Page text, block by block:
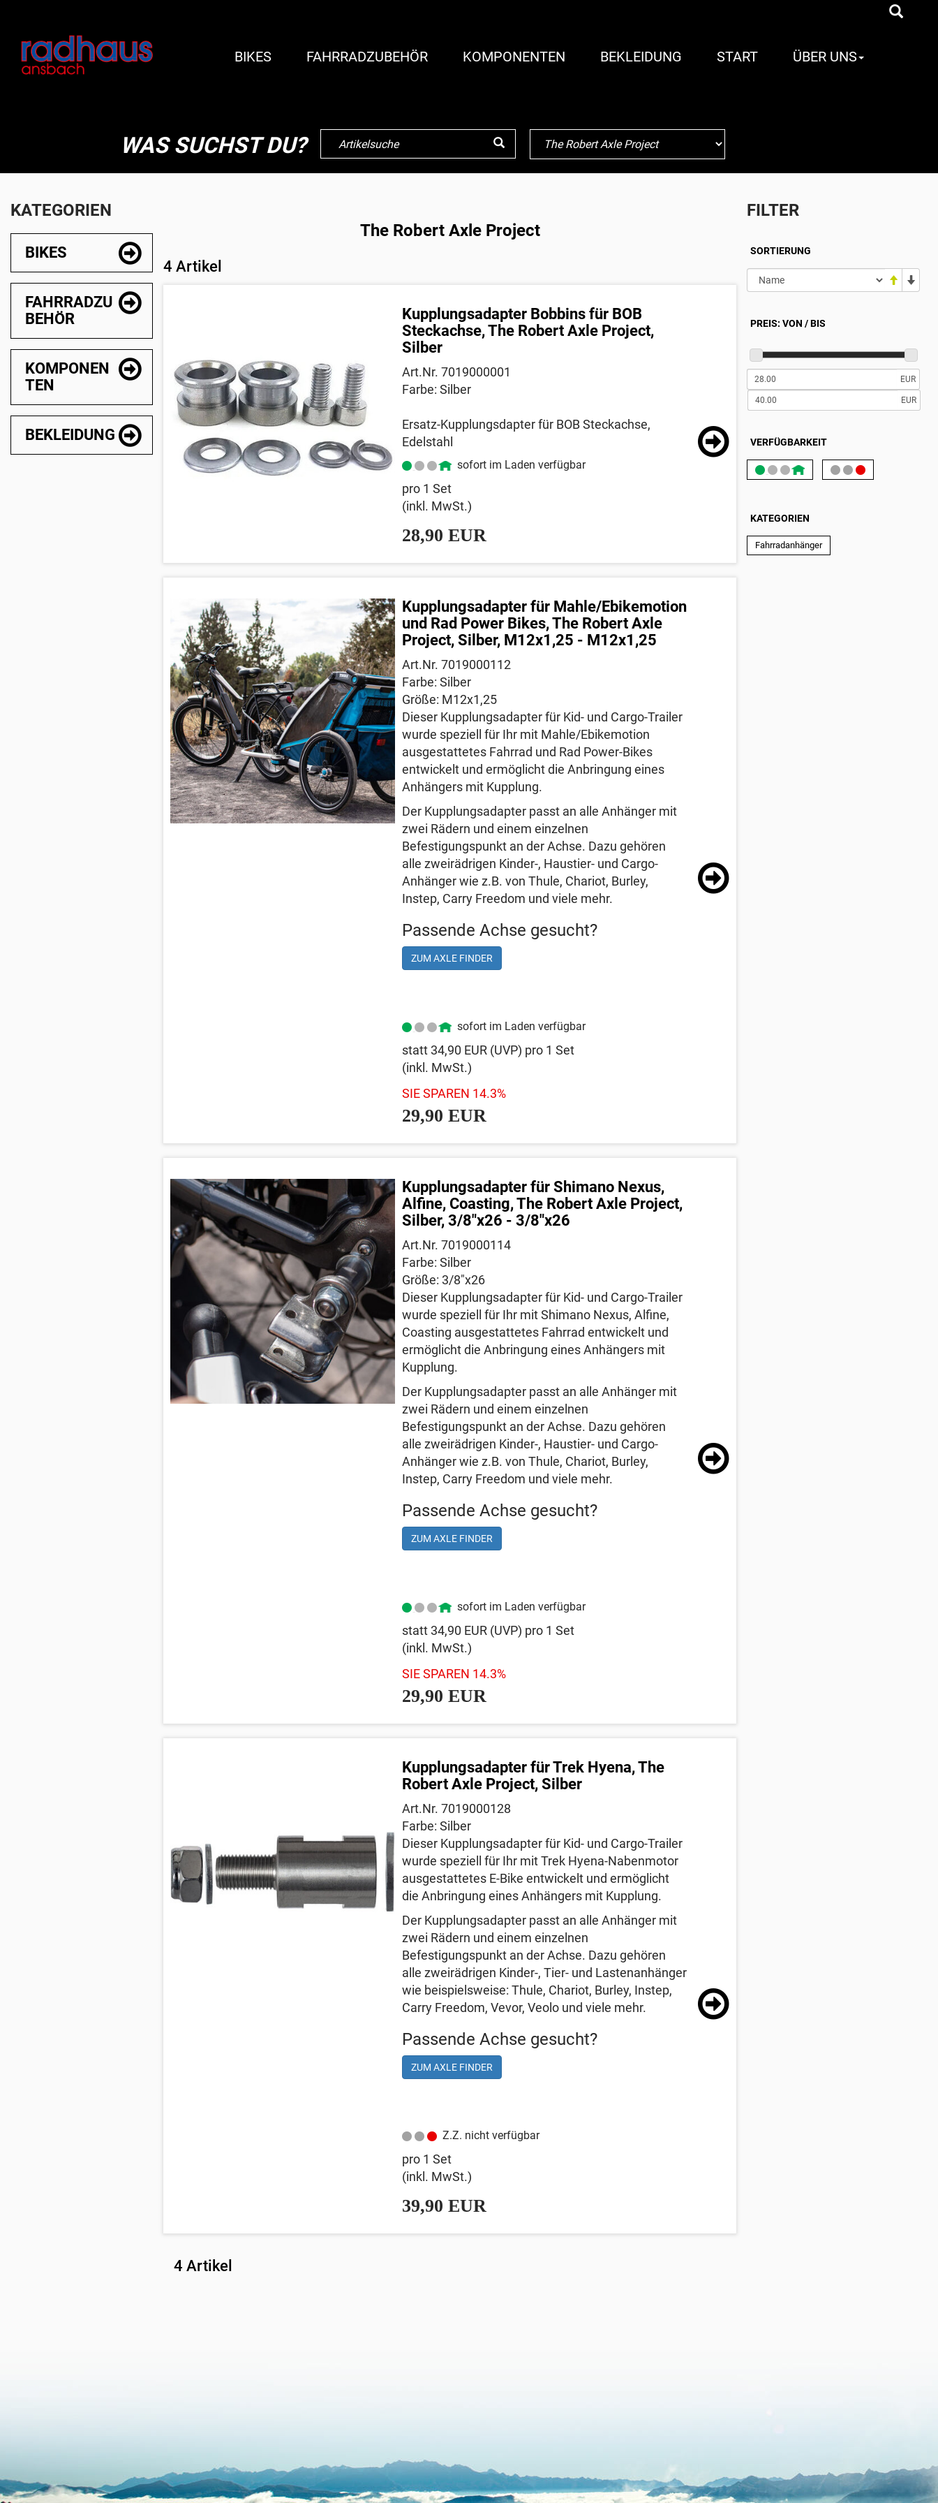
BIKES FAHRRADZUBEHÖR KOMPONENTEN BEKLEIDUNG START ÜBER UNS
WAS SUCHST DU?
KATEGORIEN
BIKES
FAHRRADZU
BEHÖR
KOMPONEN
TEN
BEKLEIDUNG
The Robert Axle Project
4 Artikel
Kupplungsadapter Bobbins für BOB
Steckachse, The Robert Axle Project,
Silber
Art.Nr. 7019000001
Farbe: Silber
Ersatz-Kupplungsdapter für BOB Steckachse,
Edelstahl
sofort im Laden verfügbar
pro 1 Set
(inkl. MwSt.)
28,90 EUR
Kupplungsadapter für Mahle/Ebikemotion
und Rad Power Bikes, The Robert Axle
Project, Silber, M12x1,25 - M12x1,25
Art.Nr. 7019000112
Farbe: Silber
Größe: M12x1,25
Dieser Kupplungsadapter für Kid- und Cargo-Trailer
wurde speziell für Ihr mit Mahle/Ebikemotion
ausgestattetes Fahrrad und Rad Power-Bikes
entwickelt und ermöglicht die Anbringung eines
Anhängers mit Kupplung.
Der Kupplungsadapter passt an alle Anhänger mit
zwei Rädern und einem einzelnen
Befestigungspunkt an der Achse. Dazu gehören
alle zweirädrigen Kinder-, Haustier- und Cargo-
Anhänger wie z.B. von Thule, Chariot, Burley,
Instep, Carry Freedom und viele mehr.
Passende Achse gesucht?
ZUM AXLE FINDER
sofort im Laden verfügbar
statt 34,90 EUR (UVP) pro 1 Set
(inkl. MwSt.)
SIE SPAREN 14.3%
29,90 EUR
Kupplungsadapter für Shimano Nexus,
Alfine, Coasting, The Robert Axle Project,
Silber, 3/8"x26 - 3/8"x26
Art.Nr. 7019000114
Farbe: Silber
Größe: 3/8"x26
Dieser Kupplungsadapter für Kid- und Cargo-Trailer
wurde speziell für Ihr mit Shimano Nexus, Alfine,
Coasting ausgestattetes Fahrrad entwickelt und
ermöglicht die Anbringung eines Anhängers mit
Kupplung.
Der Kupplungsadapter passt an alle Anhänger mit
zwei Rädern und einem einzelnen
Befestigungspunkt an der Achse. Dazu gehören
alle zweirädrigen Kinder-, Haustier- und Cargo-
Anhänger wie z.B. von Thule, Chariot, Burley,
Instep, Carry Freedom und viele mehr.
Passende Achse gesucht?
ZUM AXLE FINDER
sofort im Laden verfügbar
statt 34,90 EUR (UVP) pro 1 Set
(inkl. MwSt.)
SIE SPAREN 14.3%
29,90 EUR
Kupplungsadapter für Trek Hyena, The
Robert Axle Project, Silber
Art.Nr. 7019000128
Farbe: Silber
Dieser Kupplungsadapter für Kid- und Cargo-Trailer
wurde speziell für Ihr mit Trek Hyena-Nabenmotor
ausgestattetes E-Bike entwickelt und ermöglicht
die Anbringung eines Anhängers mit Kupplung.
Der Kupplungsadapter passt an alle Anhänger mit
zwei Rädern und einem einzelnen
Befestigungspunkt an der Achse. Dazu gehören
alle zweirädrigen Kinder-, Tier- und Lastenanhänger
wie beispielsweise: Thule, Chariot, Burley, Instep,
Carry Freedom, Vevor, Veolo und viele mehr.
Passende Achse gesucht?
ZUM AXLE FINDER
Z.Z. nicht verfügbar
pro 1 Set
(inkl. MwSt.)
39,90 EUR
4 Artikel
FILTER
SORTIERUNG
PREIS: VON / BIS
EUR
EUR
VERFÜGBARKEIT
KATEGORIEN
Fahrradanhänger